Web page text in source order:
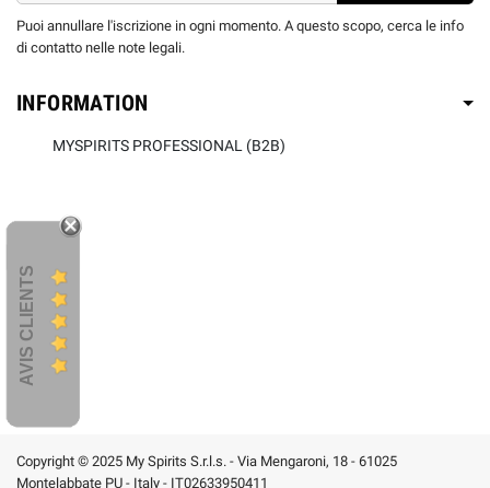
Puoi annullare l'iscrizione in ogni momento. A questo scopo, cerca le info
di contatto nelle note legali.
INFORMATION
MYSPIRITS PROFESSIONAL (B2B)
AVIS CLIENTS
Copyright © 2025 My Spirits S.r.l.s. - Via Mengaroni, 18 - 61025
Montelabbate PU - Italy - IT02633950411